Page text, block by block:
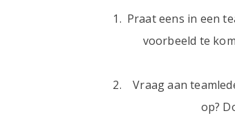
Praat eens in een
voorbeeld te
Vraag aan
op?